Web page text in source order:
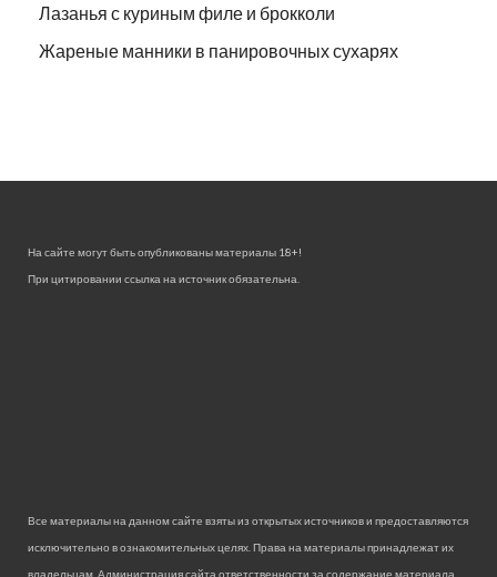
Лазанья с куриным филе и брокколи
Жареные манники в панировочных сухарях
На сайте могут быть опубликованы материалы 18+!
При цитировании ссылка на источник обязательна.
Все материалы на данном сайте взяты из открытых источников и предоставляются
исключительно в ознакомительных целях. Права на материалы принадлежат их
владельцам. Администрация сайта ответственности за содержание материала